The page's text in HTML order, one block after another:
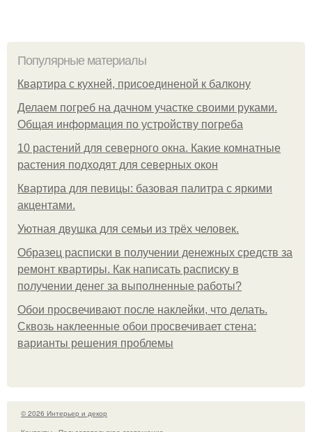
Популярные материалы
Квартира с кухней, присоединеной к балкону
Делаем погреб на дачном участке своими руками.
Общая информация по устройству погреба
10 растений для северного окна. Какие комнатные
растения подходят для северных окон
Квартира для певицы: базовая палитра с яркими
акцентами.
Уютная двушка для семьи из трёх человек.
Образец расписки в получении денежных средств за
ремонт квартиры. Как написать расписку в
получении денег за выполненные работы?
Обои просвечивают после наклейки, что делать.
Сквозь наклеенные обои просвечивает стена:
варианты решения проблемы
© 2026 Интерьер и декор